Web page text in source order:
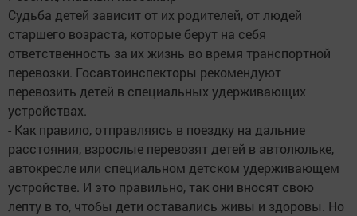
Судьба детей зависит от их родителей, от людей
старшего возраста, которые берут на себя
ответственность за их жизнь во время транспортной
перевозки. Госавтоинспекторы рекомендуют
перевозить детей в специальных удерживающих
устройствах.
- Как правило, отправляясь в поездку на дальние
расстояния, взрослые перевозят детей в автолюльке,
автокресле или специальном детском удерживающем
устройстве. И это правильно, так они вносят свою
лепту в то, чтобы дети оставались живы и здоровы. Но